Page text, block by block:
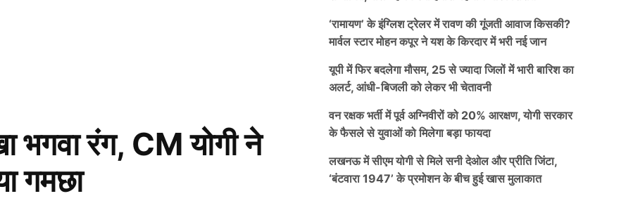
भगवा रंग, CM योगी ने
गमछा
‘रामायण’ के इंग्लिश ट्रेलर में रावण की गूंजती आवाज किसकी?
मार्वल स्टार मोहन कपूर ने यश के किरदार में भरी नई जान
यूपी में फिर बदलेगा मौसम, 25 से ज्यादा जिलों में भारी बारिश का
अलर्ट, आंधी-बिजली को लेकर भी चेतावनी
वन रक्षक भर्ती में पूर्व अग्निवीरों को 20% आरक्षण, योगी सरकार
के फैसले से युवाओं को मिलेगा बड़ा फायदा
लखनऊ में सीएम योगी से मिले सनी देओल और प्रीति जिंटा,
‘बंटवारा 1947’ के प्रमोशन के बीच हुई खास मुलाकात